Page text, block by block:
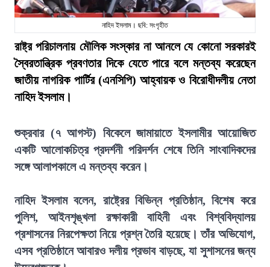
নাহিদ ইসলাম। ছবি: সংগৃহীত
রাষ্ট্র পরিচালনায় মৌলিক সংস্কার না আনলে যে কোনো সরকারই
স্বৈরতান্ত্রিক প্রবণতার দিকে যেতে পারে বলে মন্তব্য করেছেন
জাতীয় নাগরিক পার্টির (এনসিপি) আহ্বায়ক ও বিরোধীদলীয় নেতা
নাহিদ ইসলাম।
শুক্রবার (৭ আগস্ট) বিকেলে জামায়াতে ইসলামীর আয়োজিত
একটি আলোকচিত্র প্রদর্শনী পরিদর্শন শেষে তিনি সাংবাদিকদের
সঙ্গে আলাপকালে এ মন্তব্য করেন।
নাহিদ ইসলাম বলেন, রাষ্ট্রের বিভিন্ন প্রতিষ্ঠান, বিশেষ করে
পুলিশ, আইনশৃঙ্খলা রক্ষাকারী বাহিনী এবং বিশ্ববিদ্যালয়
প্রশাসনের নিরপেক্ষতা নিয়ে প্রশ্ন তৈরি হয়েছে। তাঁর অভিযোগ,
এসব প্রতিষ্ঠানে আবারও দলীয় প্রভাব বাড়ছে, যা সুশাসনের জন্য